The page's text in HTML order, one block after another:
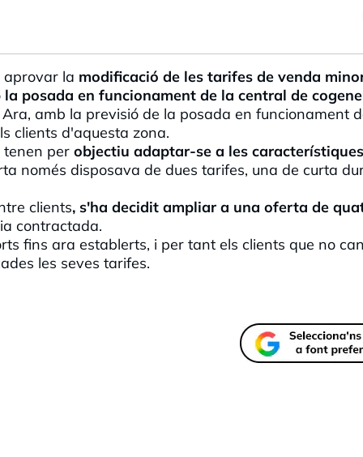
aprovar la modificació de les tarifes de venda
posada en funcionament de la central de
Ara, amb la previsió de la posada en funcionament
clients d'aquesta zona.
tenen per objectiu adaptar-se a les
només disposava de dues tarifes, una de curta
clients, s'ha decidit ampliar a una oferta de
contractada.
fins ara establerts, i per tant els clients que no
les seves tarifes.